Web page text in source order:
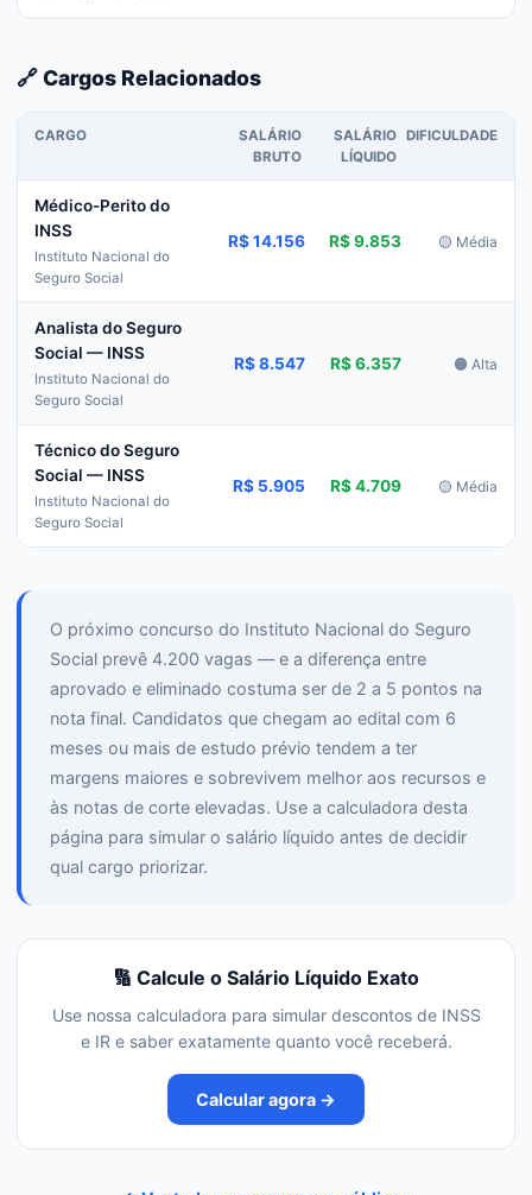
🔗 Cargos Relacionados
CARGO
SALÁRIO
BRUTO
SALÁRIO
LÍQUIDO
DIFICULDADE
Médico-Perito do
INSS
Instituto Nacional do
Seguro Social
R$ 14.156 R$ 9.853 🟡 Média
Analista do Seguro
Social — INSS
Instituto Nacional do
Seguro Social
R$ 8.547 R$ 6.357 🟠 Alta
Técnico do Seguro
Social — INSS
Instituto Nacional do
Seguro Social
R$ 5.905 R$ 4.709 🟡 Média
O próximo concurso do Instituto Nacional do Seguro
Social prevê 4.200 vagas — e a diferença entre
aprovado e eliminado costuma ser de 2 a 5 pontos na
nota final. Candidatos que chegam ao edital com 6
meses ou mais de estudo prévio tendem a ter
margens maiores e sobrevivem melhor aos recursos e
às notas de corte elevadas. Use a calculadora desta
página para simular o salário líquido antes de decidir
qual cargo priorizar.
🔢 Calcule o Salário Líquido Exato
Use nossa calculadora para simular descontos de INSS
e IR e saber exatamente quanto você receberá.
Calcular agora →